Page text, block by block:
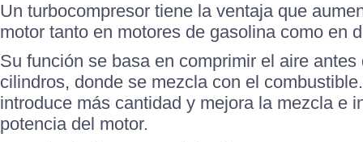
Un turbocompresor tiene la ventaja que
motor tanto en motores de gasolina como en
Su función se basa en comprimir el aire
cilindros, donde se mezcla con el
introduce más cantidad y mejora la mezcla e
potencia del motor.